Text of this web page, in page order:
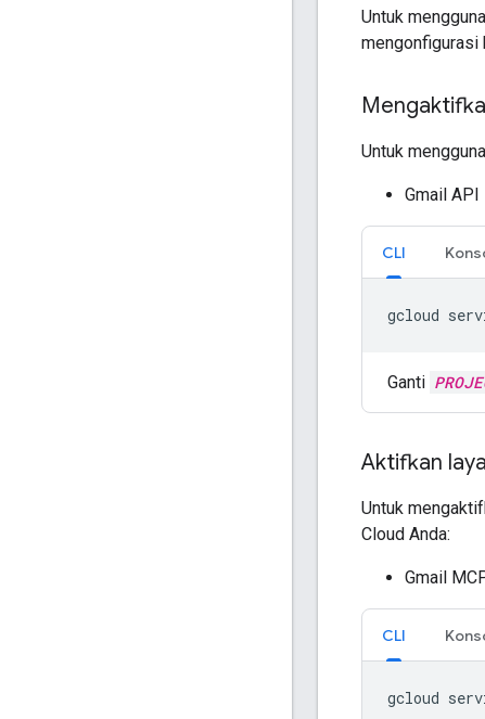
Untuk
mengonfigurasi
Untuk
Gmail API
CLI
gcloud
Ganti
Aktifkan
Untuk
Cloud Anda:
Gmail
CLI
gcloud